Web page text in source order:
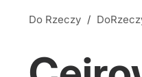
Do Rzeczy /